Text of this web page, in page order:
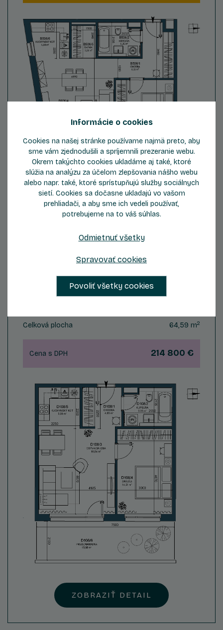
ZOBRAZIŤ DETAIL
Byt D108
Počet izieb 2 Podlažie
Celková plocha 64,59 m2
Cena s DPH 214 800 €
ZOBRAZIŤ DETAIL
Informácie o cookies
Cookies na našej stránke používame najmä preto, aby
sme vám zjednodušili a spríjemnili prezeranie webu.
Okrem takýchto cookies ukladáme aj také, ktoré
slúžia na analýzu za účelom zlepšovania nášho webu
alebo napr. také, ktoré sprístupňujú služby sociálnych
sietí. Cookies sa dočasne ukladajú vo vašom
prehliadači, a aby sme ich vedeli používať,
potrebujeme na to váš súhlas.
Odmietnuť všetky
Spravovať cookies
Povoliť všetky cookies